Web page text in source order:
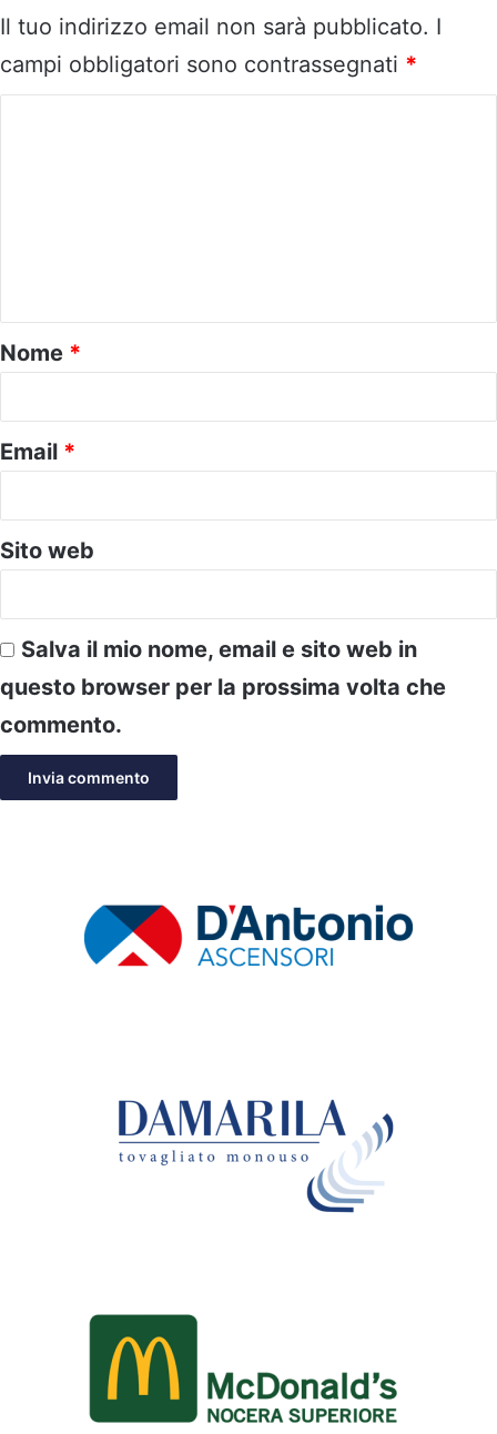
Il tuo indirizzo email non sarà pubblicato. I
campi obbligatori sono contrassegnati *
o
*
Nome *
Email *
Sito web
Salva il mio nome, email e sito web in
questo browser per la prossima volta che
commento.